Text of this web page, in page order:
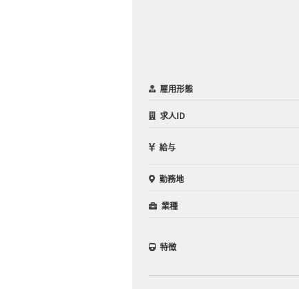
雇用形態
求人ID
給与
勤務地
業種
特徴